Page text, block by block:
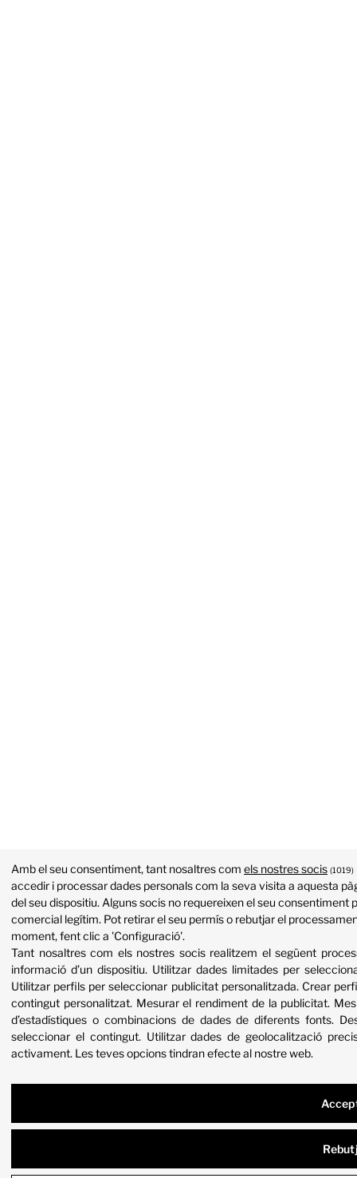
Amb el seu consentiment, tant nosaltres com els nostres socis (1019)
accedir i processar dades personals com la seva visita a aquesta
del seu dispositiu. Alguns socis no requereixen el seu consentiment
comercial legítim. Pot retirar el seu permís o rebutjar el
moment, fent clic a 'Configuració'.
Tant nosaltres com els nostres socis realitzem el següent
informació d’un dispositiu. Utilitzar dades limitades per
Utilitzar perfils per seleccionar publicitat personalitzada. Crear
contingut personalitzat. Mesurar el rendiment de la publicitat.
d’estadístiques o combinacions de dades de diferents fonts.
seleccionar el contingut. Utilitzar dades de geolocalització
activament. Les teves opcions tindran efecte al nostre web.